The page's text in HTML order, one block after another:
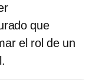
que
el rol de un